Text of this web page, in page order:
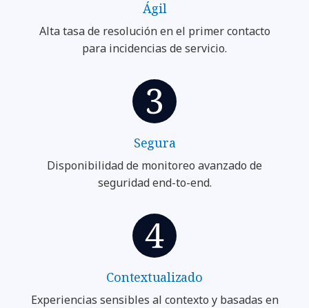
Ágil
Alta tasa de resolución en el primer contacto
para incidencias de servicio.
Segura
Disponibilidad de monitoreo avanzado de
seguridad end-to-end.
Contextualizado
Experiencias sensibles al contexto y basadas en